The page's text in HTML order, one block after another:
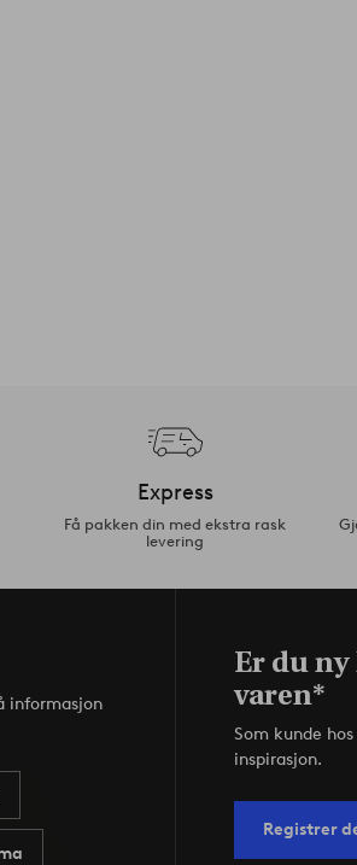
Express
Få pakken din med ekstra rask
levering
informasjon
Er du ny
varen*
Som kunde
inspirasjon.
Registrer